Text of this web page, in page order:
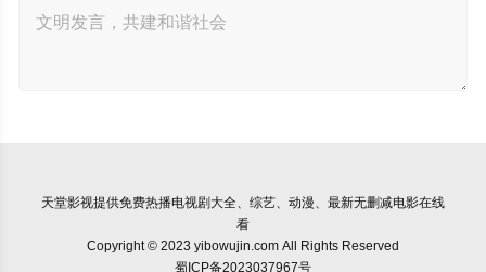
天堂影视提供免费热播电视剧大全、综艺、动漫、最新无删减电影在线
看
Copyright © 2023 yibowujin.com All Rights Reserved
蜀ICP备2023037967号